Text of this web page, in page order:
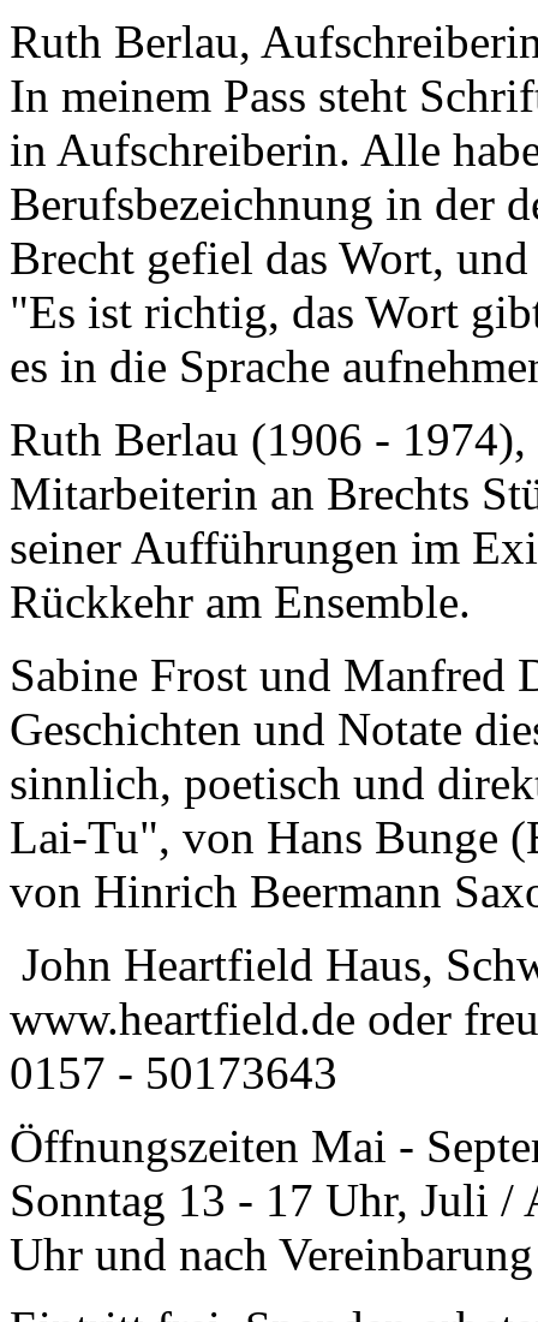
Ruth Berlau,
In meinem Pass steht
in Aufschreiberin. Alle
Berufsbezeichnung in der
Brecht gefiel das Wort,
"Es ist richtig, das Wort
es in die Sprache
Ruth Berlau (1906 -
Mitarbeiterin an Brechts
seiner Aufführungen im
Rückkehr am Ensemble.
Sabine Frost und Manfred
Geschichten und Notate
sinnlich, poetisch und
Lai-Tu", von Hans Bunge
von Hinrich Beermann
John Heartfield Haus,
www.heartfield.de oder
0157 - 50173643
Öffnungszeiten Mai -
Sonntag 13 - 17 Uhr, Juli /
Uhr und nach Vereinbarung